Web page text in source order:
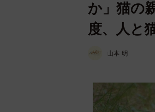
か」猫の
度、人と
山本 明